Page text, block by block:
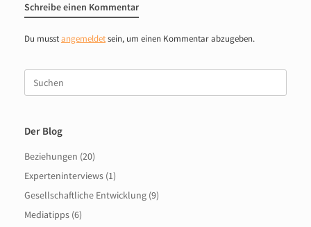
Schreibe einen Kommentar
Du musstangemeldetsein, um einen Kommentar abzugeben.
Suche
Der Blog
Beziehungen (20)
Experteninterviews (1)
Gesellschaftliche Entwicklung (9)
Mediatipps (6)